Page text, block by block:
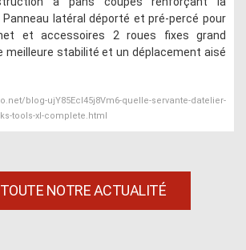
latéral déporté et pré-percé pour
et accessoires 2 roues fixes grand
meilleure stabilité et un déplacement aisé
blog-ujY85EcI45j8Vm6-quelle-servante-datelier-
tools-xl-complete.html
NOTRE ACTUALITÉ